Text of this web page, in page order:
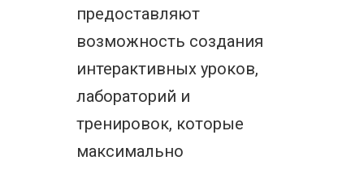
предоставляют
возможность создания
интерактивных уроков,
лабораторий и
тренировок, которые
максимально